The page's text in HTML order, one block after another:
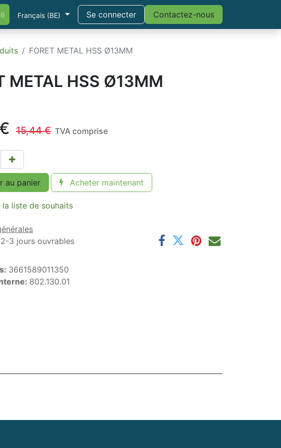
Français (BE) Se connecter Contactez-nous
FORET METAL HSS Ø13MM
METAL HSS Ø13MM
€ 15,44€ TVA comprise
au panier Acheter maintenant
liste de souhaits
3 jours ouvrables
3661589011350
802.130.01